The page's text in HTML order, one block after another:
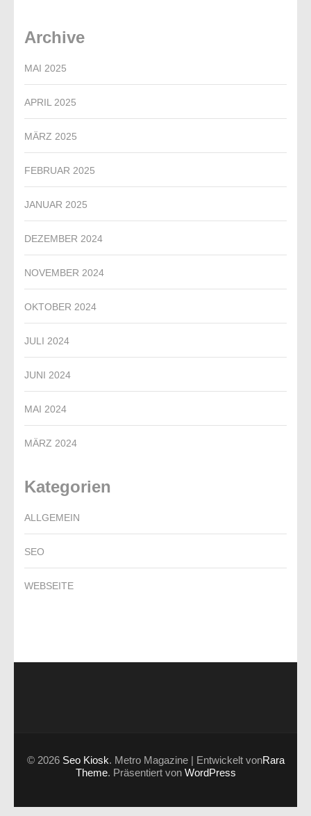
Archive
MAI 2025
APRIL 2025
MÄRZ 2025
FEBRUAR 2025
JANUAR 2025
DEZEMBER 2024
NOVEMBER 2024
OKTOBER 2024
JULI 2024
JUNI 2024
MAI 2024
MÄRZ 2024
Kategorien
ALLGEMEIN
SEO
WEBSEITE
© 2026 Seo Kiosk. Metro Magazine | Entwickelt vonRara
Theme. Präsentiert von WordPress